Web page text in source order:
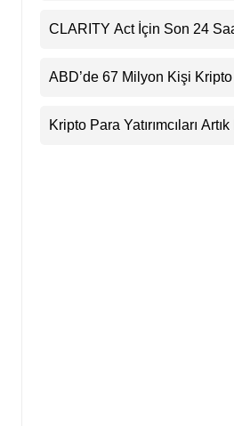
Destekledi
CLARITY Act İçin Son 24
Beklentisini Bozabilir
ABD’de 67 Milyon Kişi
Kripto Para Yatırımcıları